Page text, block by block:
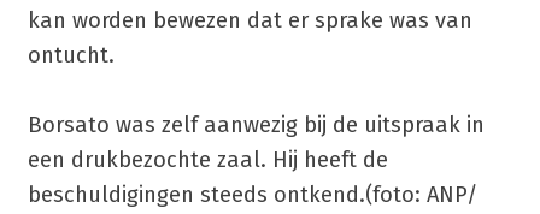
kan worden bewezen dat er sprake was van
ontucht.
Borsato was zelf aanwezig bij de uitspraak in
een drukbezochte zaal. Hij heeft de
beschuldigingen steeds ontkend.(foto: ANP/